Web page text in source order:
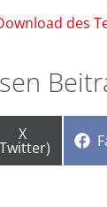
des
Share
on
X